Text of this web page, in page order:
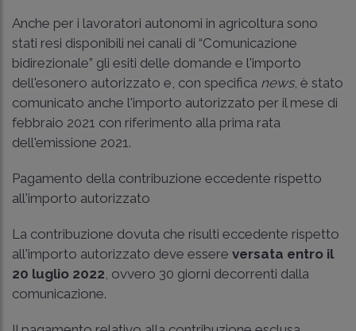
Anche per i lavoratori autonomi in agricoltura sono
stati resi disponibili nei canali di “Comunicazione
bidirezionale” gli esiti delle domande e l'importo
dell'esonero autorizzato e, con specifica news, è stato
comunicato anche l'importo autorizzato per il mese di
febbraio 2021 con riferimento alla prima rata
dell'emissione 2021.
Pagamento della contribuzione eccedente rispetto
all'importo autorizzato
La contribuzione dovuta che risulti eccedente rispetto
all'importo autorizzato deve essere versata entro il
20 luglio 2022, ovvero 30 giorni decorrenti dalla
comunicazione.